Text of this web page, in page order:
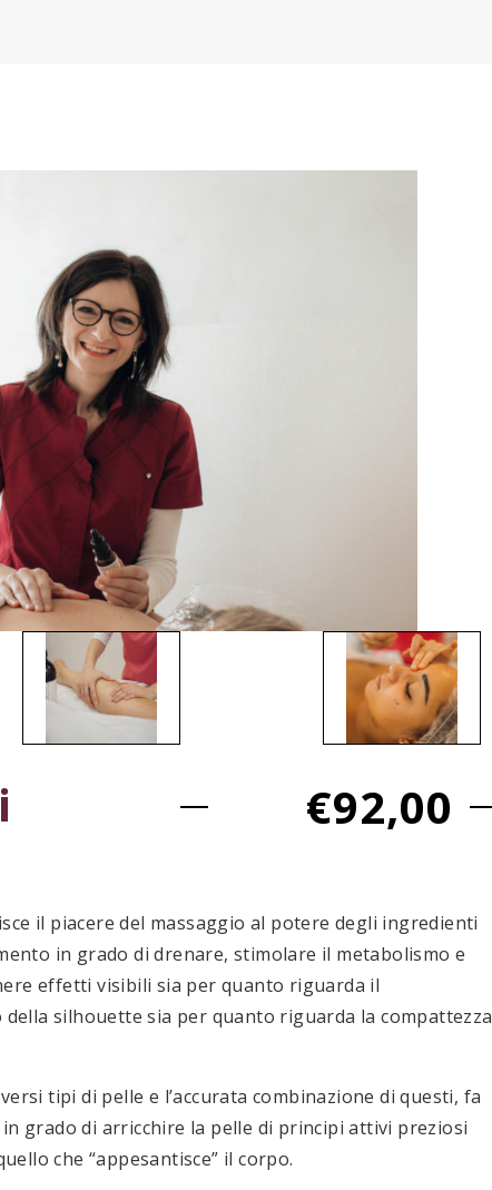
€92,00
il piacere del massaggio al potere degli ingredienti
in grado di drenare, stimolare il metabolismo e
effetti visibili sia per quanto riguarda il
silhouette sia per quanto riguarda la compattezza
tipi di pelle e l’accurata combinazione di questi, fa
grado di arricchire la pelle di principi attivi preziosi
che “appesantisce” il corpo.